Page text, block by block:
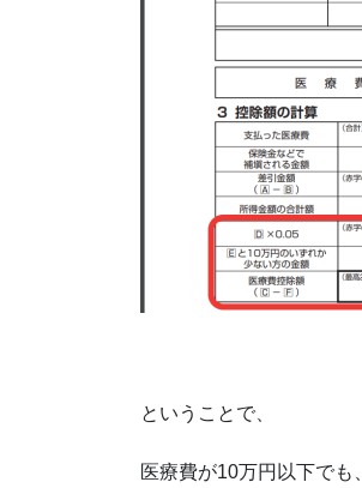
ということで、
医療費が10万円以下でも